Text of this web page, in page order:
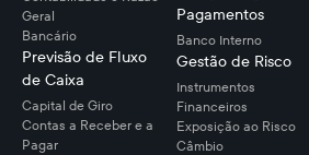
Geral
Bancário
Previsão de Fluxo
de Caixa
Capital de Giro
Contas a Receber e a
Pagar
Pagamentos
Banco Interno
Gestão de Risco
Instrumentos
Financeiros
Exposição ao Risco
Câmbio